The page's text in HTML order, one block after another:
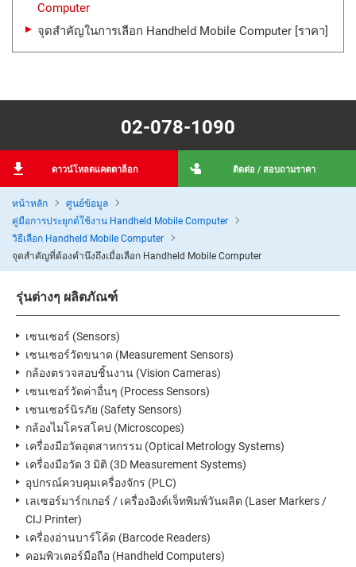
หน้าหลัก
ศูนย์ข้อมูล
คู่มือการประยุกต์ใช้งาน Handheld Mobile Computer
วิธีเลือก Handheld Mobile Computer
จุดสำคัญที่ต้องคำนึงถึงเมื่อเลือก Handheld Mobile Computer
Computer
จุดสำคัญในการเลือก Handheld Mobile Computer [ราคา]
02-078-1090
ดาวน์โหลดแคตตาล็อก ติดต่อ / สอบถามราคา
รุ่นต่างๆ ผลิตภัณฑ์
เซนเซอร์ (Sensors)
เซนเซอร์วัดขนาด (Measurement Sensors)
กล้องตรวจสอบชิ้นงาน (Vision Cameras)
เซนเซอร์วัดค่าอื่นๆ (Process Sensors)
เซนเซอร์นิรภัย (Safety Sensors)
กล้องไมโครสโคป (Microscopes)
เครื่องมือวัดอุตสาหกรรม (Optical Metrology Systems)
เครื่องมือวัด 3 มิติ (3D Measurement Systems)
อุปกรณ์ควบคุมเครื่องจักร (PLC)
เลเซอร์มาร์กเกอร์ / เครื่องอิงค์เจ็ทพิมพ์วันผลิต (Laser Markers /
CIJ Printer)
เครื่องอ่านบาร์โค้ด (Barcode Readers)
คอมพิวเตอร์มือถือ (Handheld Computers)